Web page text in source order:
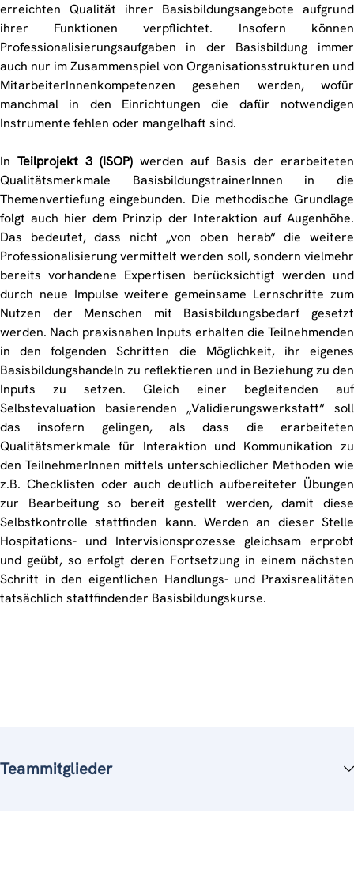
erreichten Qualität ihrer Basisbildungsangebote aufgrund
ihrer Funktionen verpflichtet. Insofern können
Professionalisierungsaufgaben in der Basisbildung immer
auch nur im Zusammenspiel von Organisationsstrukturen und
MitarbeiterInnenkompetenzen gesehen werden, wofür
manchmal in den Einrichtungen die dafür notwendigen
Instrumente fehlen oder mangelhaft sind.
In Teilprojekt 3 (ISOP) werden auf Basis der erarbeiteten
Qualitätsmerkmale BasisbildungstrainerInnen in die
Themenvertiefung eingebunden. Die methodische Grundlage
folgt auch hier dem Prinzip der Interaktion auf Augenhöhe.
Das bedeutet, dass nicht „von oben herab“ die weitere
Professionalisierung vermittelt werden soll, sondern vielmehr
bereits vorhandene Expertisen berücksichtigt werden und
durch neue Impulse weitere gemeinsame Lernschritte zum
Nutzen der Menschen mit Basisbildungsbedarf gesetzt
werden. Nach praxisnahen Inputs erhalten die Teilnehmenden
in den folgenden Schritten die Möglichkeit, ihr eigenes
Basisbildungshandeln zu reflektieren und in Beziehung zu den
Inputs zu setzen. Gleich einer begleitenden auf
Selbstevaluation basierenden „Validierungswerkstatt“ soll
das insofern gelingen, als dass die erarbeiteten
Qualitätsmerkmale für Interaktion und Kommunikation zu
den TeilnehmerInnen mittels unterschiedlicher Methoden wie
z.B. Checklisten oder auch deutlich aufbereiteter Übungen
zur Bearbeitung so bereit gestellt werden, damit diese
Selbstkontrolle stattfinden kann. Werden an dieser Stelle
Hospitations- und Intervisionsprozesse gleichsam erprobt
und geübt, so erfolgt deren Fortsetzung in einem nächsten
Schritt in den eigentlichen Handlungs- und Praxisrealitäten
tatsächlich stattfindender Basisbildungskurse.
Teammitglieder